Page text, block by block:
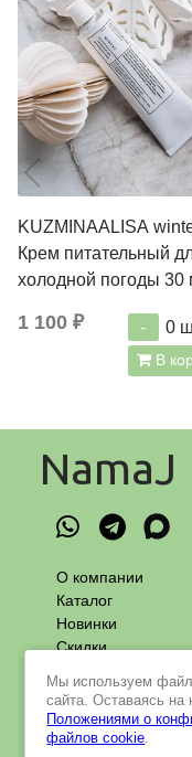
KUZMINAALISA
Крем питательный
холодной погоды 30
1 100 ₽ - 0
В
NamaJ
О компании
Каталог
Новинки
Скидки
и доставка
Контакты
Мы используем
сайта. Оставаясь
Положениями о
файлов cookie